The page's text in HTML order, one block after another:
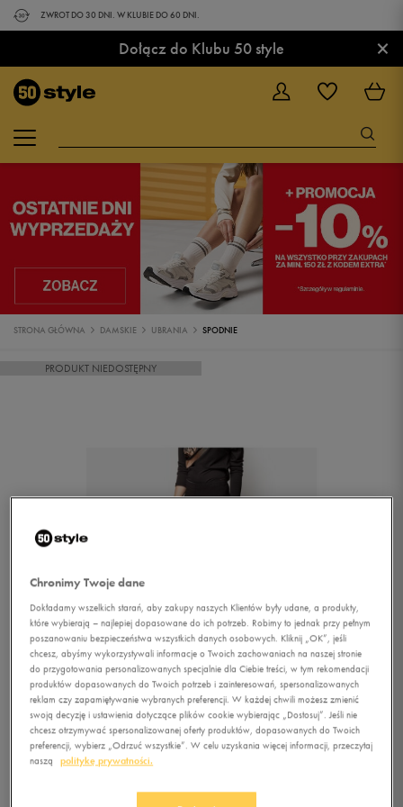
ZWROT DO 30 DNI. W KLUBIE DO 60 DNI.
Dołącz do Klubu 50 style ×
STRONA GŁÓWNA DAMSKIE UBRANIA SPODNIE
PRODUKT NIEDOSTĘPNY
1/3
Chronimy Twoje dane
Dokładamy wszelkich starań, aby zakupy naszych Klientów były udane, a produkty,
które wybierają – najlepiej dopasowane do ich potrzeb. Robimy to jednak przy pełnym
poszanowaniu bezpieczeństwa wszystkich danych osobowych. Kliknij „OK”, jeśli
chcesz, abyśmy wykorzystywali informacje o Twoich zachowaniach na naszej stronie
do przygotowania personalizowanych specjalnie dla Ciebie treści, w tym rekomendacji
produktów dopasowanych do Twoich potrzeb i zainteresowań, spersonalizowanych
reklam czy zapamiętywanie wybranych preferencji. W każdej chwili możesz zmienić
swoją decyzję i ustawienia dotyczące plików cookie wybierając „Dostosuj”. Jeśli nie
chcesz otrzymywać spersonalizowanej oferty produktów, dopasowanych do Twoich
preferencji, wybierz „Odrzuć wszystkie”. W celu uzyskania więcej informacji, przeczytaj
naszą
politykę prywatności.